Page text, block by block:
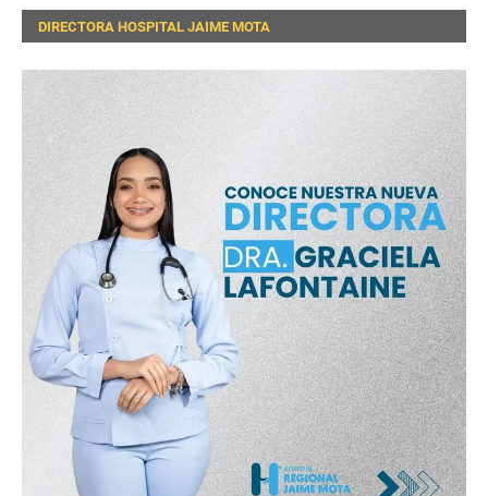
DIRECTORA HOSPITAL JAIME MOTA